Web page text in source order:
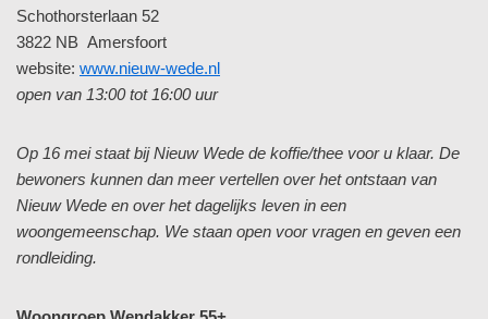
Schothorsterlaan 52
3822 NB Amersfoort
website: www.nieuw-wede.nl
open van 13:00 tot 16:00 uur
Op 16 mei staat bij Nieuw Wede de koffie/thee voor u klaar. De
bewoners kunnen dan meer vertellen over het ontstaan van
Nieuw Wede en over het dagelijks leven in een
woongemeenschap. We staan open voor vragen en geven een
rondleiding.